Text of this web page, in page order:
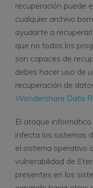
recuperación puede
cualquier archivo
ayudarte a
que no todos los
son capaces de
debes hacer uso de
recuperación de
Wondershare Data
El ataque
infecta los sistemas
el sistema operativo
vulnerabilidad de
presentes en los